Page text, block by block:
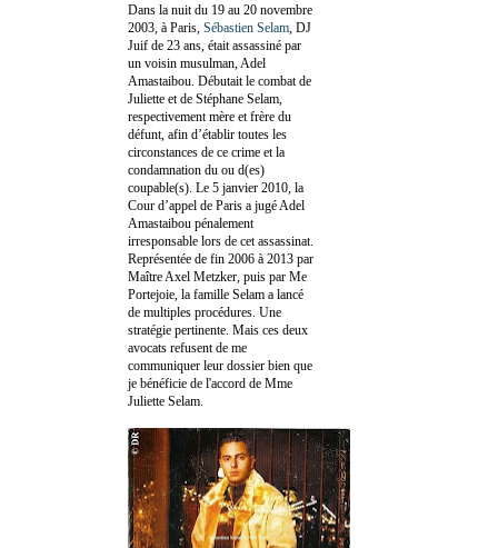
Dans la nuit du 19 au 20 novembre
2003, à Paris, Sébastien Selam , DJ
Juif de 23 ans, était assassiné par
un voisin musulman, Adel
Amastaibou. Débutait le combat de
Juliette et de Stéphane Selam,
respectivement mère et frère du
défunt, afin d’établir toutes les
circonstances de ce crime et la
condamnation du ou d(es)
coupable(s). Le 5 janvier 2010, la
Cour d’appel de Paris a jugé Adel
Amastaibou pénalement
irresponsable lors de cet assassinat.
Représentée de fin 2006 à 2013 par
Maître Axel Metzker, puis par Me
Portejoie, la famille Selam a lancé
de multiples procédures. Une
stratégie pertinente. Mais ces deux
avocats refusent de me
communiquer leur dossier bien que
je bénéficie de l'accord de Mme
Juliette Selam.